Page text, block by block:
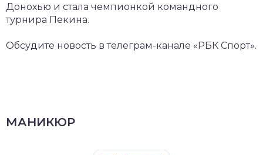
Донохью и стала чемпионкой командного
турнира Пекина.
Обсудите новость в телеграм-канале «РБК Спорт».
МАНИКЮР